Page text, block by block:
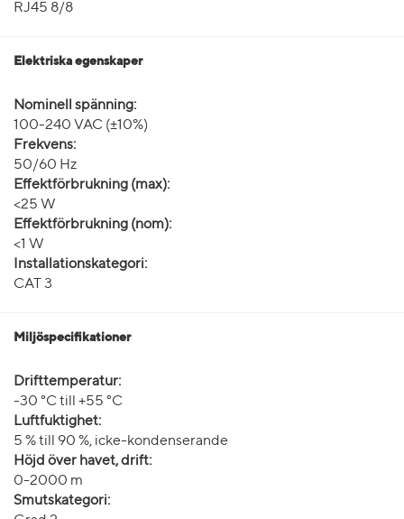
RJ45 8/8
Elektriska egenskaper
Nominell spänning:
100-240 VAC (±10%)
Frekvens:
50/60 Hz
Effektförbrukning (max):
<25 W
Effektförbrukning (nom):
<1 W
Installationskategori:
CAT 3
Miljöspecifikationer
Drifttemperatur:
-30 °C till +55 °C
Luftfuktighet:
5 % till 90 %, icke-kondenserande
Höjd över havet, drift:
0-2000 m
Smutskategori: